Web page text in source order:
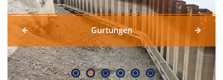
Gurtungen